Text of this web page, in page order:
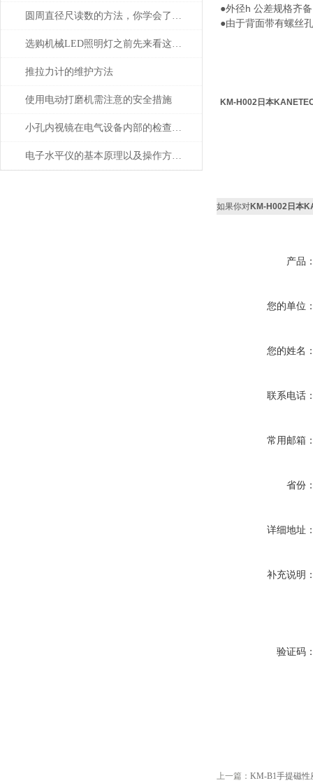
圆周直径尺读数的方法，你学会了吗？
选购机械LED照明灯之前先来看这篇攻略准没错
推拉力计的维护方法
使用电动打磨机需注意的安全措施
小孔内视镜在电气设备内部的检查应用有哪些？
电子水平仪的基本原理以及操作方法的说明
●外径h 公差规格齐
●由于背面带有螺丝
KM-H002 日本
如果你对KM-H002日本
产品
您的单位
您的姓名
联系电话
常用邮箱
省份
详细地址
补充说明
验证码
上一篇： KM-B1手提磁性